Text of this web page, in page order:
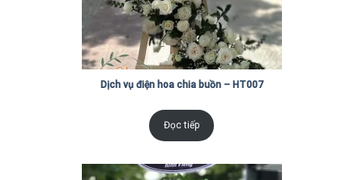
Dịch vụ điện hoa chia buồn – HT007
Đọc tiếp